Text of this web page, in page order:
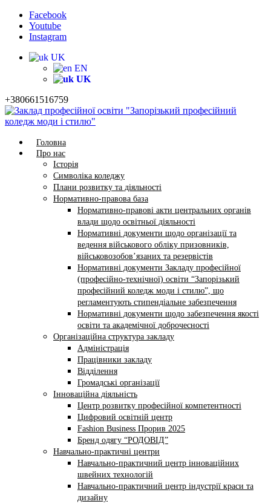
Facebook
Youtube
Instagram
UK
EN
UK
+380661516759
Головна
Про нас
Історія
Символіка коледжу
Плани розвитку та діяльності
Нормативно-правова база
Нормативно-правові акти центральних органів
влади щодо освітньої діяльності
Нормативні документи щодо організації та
ведення військового обліку призовників,
військовозобов’язаних та резервістів
Нормативні документи Закладу професійної
(професійно-технічної) освіти “Запорізький
професійний коледж моди і стилю”, що
регламентують стипендіальне забезпечення
Нормативні документи щодо забезпечення якості
освіти та академічної доброчесності
Організаційна структура закладу
Адміністрація
Працівники закладу
Відділення
Громадські організації
Інноваційна діяльність
Центр розвитку професійної компетентності
Цифровий освітній центр
Fashion Business Прорив 2025
Бренд одягу “РОДОВІД”
Навчально-практичні центри
Навчально-практичний центр інноваційних
швейних технологій
Навчально-практичний центр індустрії краси та
дизайну